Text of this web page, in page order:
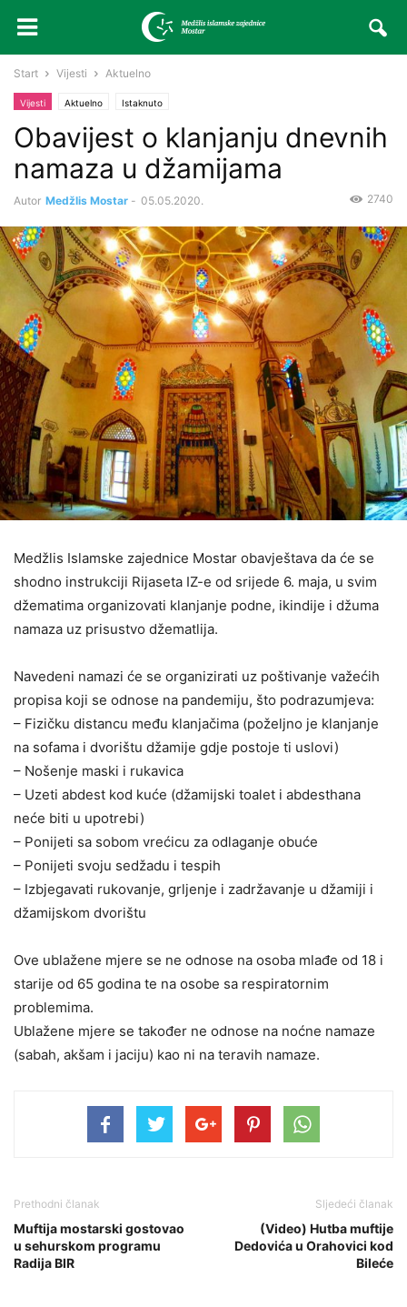
Start Vijesti Aktuelno
Vijesti Aktuelno Istaknuto
Obavijest o klanjanju dnevnih
namaza u džamijama
Autor Medžlis Mostar - 05.05.2020. 2740
Medžlis Islamske zajednice Mostar obavještava da će se
shodno instrukciji Rijaseta IZ-e od srijede 6. maja, u svim
džematima organizovati klanjanje podne, ikindije i džuma
namaza uz prisustvo džematlija.
Navedeni namazi će se organizirati uz poštivanje važećih
propisa koji se odnose na pandemiju, što podrazumjeva:
– Fizičku distancu među klanjačima (poželjno je klanjanje
na sofama i dvorištu džamije gdje postoje ti uslovi)
– Nošenje maski i rukavica
– Uzeti abdest kod kuće (džamijski toalet i abdesthana
neće biti u upotrebi)
– Ponijeti sa sobom vrećicu za odlaganje obuće
– Ponijeti svoju sedžadu i tespih
– Izbjegavati rukovanje, grljenje i zadržavanje u džamiji i
džamijskom dvorištu
Ove ublažene mjere se ne odnose na osoba mlađe od 18 i
starije od 65 godina te na osobe sa respiratornim
problemima.
Ublažene mjere se također ne odnose na noćne namaze
(sabah, akšam i jaciju) kao ni na teravih namaze.
Prethodni članak
Muftija mostarski gostovao
u sehurskom programu
Radija BIR
Sljedeći članak
(Video) Hutba muftije
Dedovića u Orahovici kod
Bileće